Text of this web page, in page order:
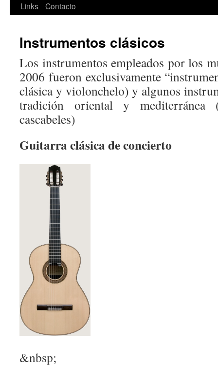
Links Contacto
Instrumentos clásicos
Los instrumentos empleados por los
2006 fueron exclusivamente
clásica y violonchelo) y algunos
tradición oriental y mediterránea
cascabeles)
Guitarra clásica de concierto
&nbsp;